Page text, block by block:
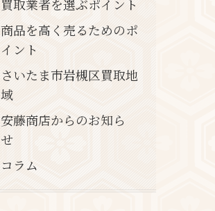
買取業者を選ぶポイント
商品を高く売るためのポ
イント
さいたま市岩槻区買取地
域
安藤商店からのお知ら
せ
コラム